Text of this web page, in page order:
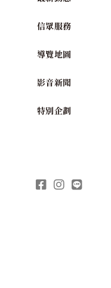
信眾服務
導覽地圖
影音新聞
特別企劃